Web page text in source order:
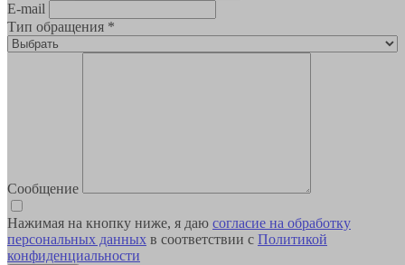
E-mail
Тип обращения *
Сообщение
Нажимая на кнопку ниже, я даю согласие на обработку
персональных данных в соответствии с Политикой
конфиденциальности